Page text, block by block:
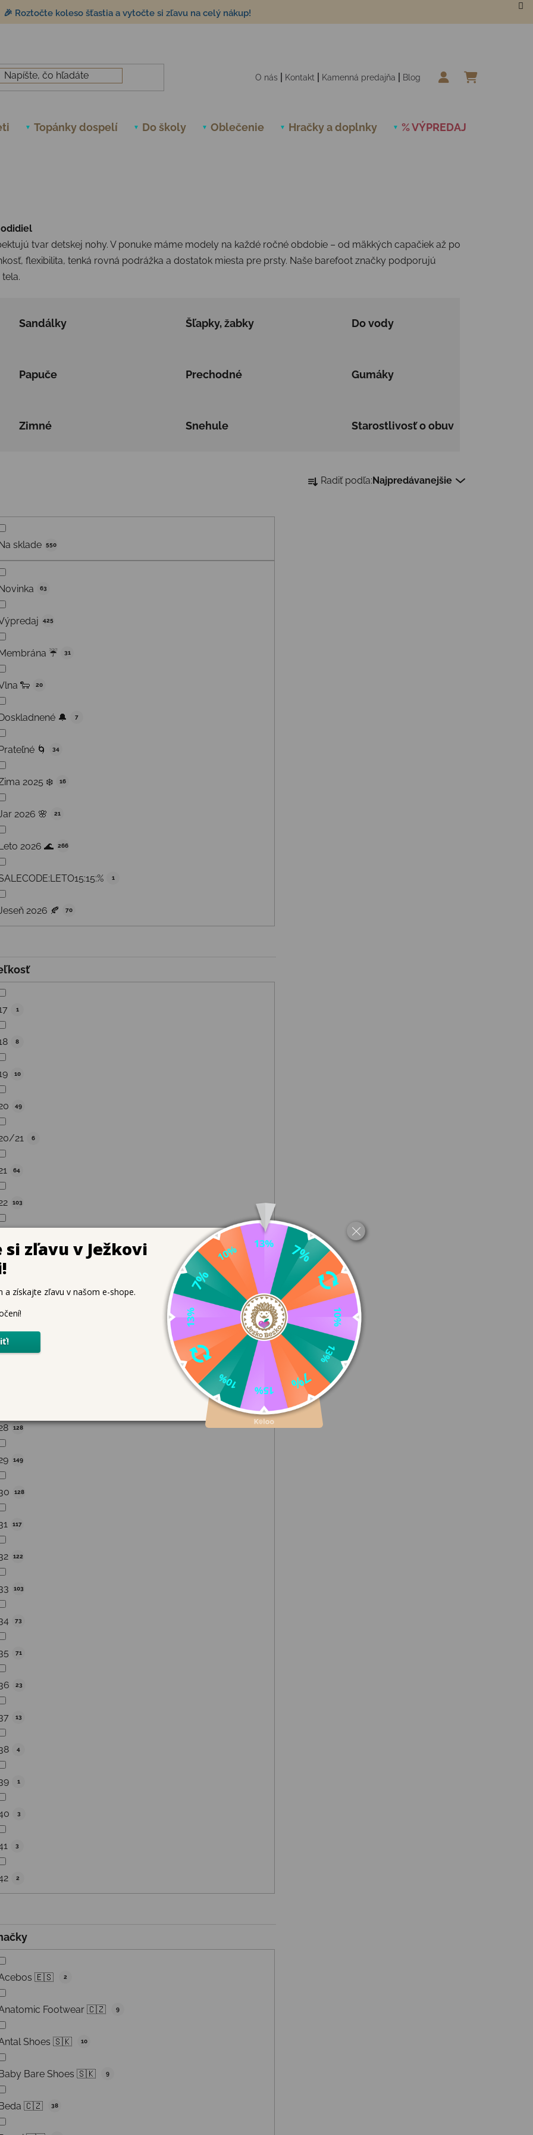
🎉 Roztočte koleso šťastia a vytočte si zľavu na celý nákup!
O nás Kontakt Kamenná predajňa Blog
Topánky dospelí Do školy Oblečenie Hračky a doplnky % VÝPREDAJ
tvar detskej nohy. V ponuke máme modely na každé ročné obdobie – od mäkkých capačiek až po
flexibilita, tenká rovná podrážka a dostatok miesta pre prsty. Naše barefoot značky podporujú
Sandálky Šľapky, žabky Do vody
Papuče Prechodné Gumáky
Zimné Snehule Starostlivosť o obuv
Radenie produktov
Radiť podľa: Najpredávanejšie
sklade 550
63
425
☔️ 31
🐑 20
🔔 7
🌀 34
2025 ❄️ 16
2026 🌸 21
2026 🌊 266
1
2026 🍂 70
1
8
10
49
21 6
64
103
192
128
149
128
117
122
103
73
71
23
13
4
1
3
3
2
🇪🇸 2
Footwear 🇨🇿 9
Shoes 🇸🇰 10
Bare Shoes 🇸🇰 9
🇨🇿 38